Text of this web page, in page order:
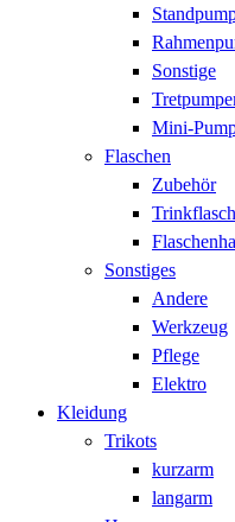
Sonstige
Mini-
Flaschen
Zubehör
Sonstiges
Andere
Werkzeug
Pflege
Elektro
Kleidung
Trikots
kurzarm
langarm